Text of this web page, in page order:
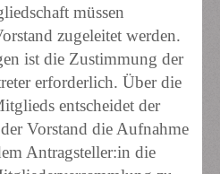
müssen
zugeleitet werden.
ist die Zustimmung der
erforderlich. Über die
entscheidet der
Vorstand die Aufnahme
Antragsteller:in die